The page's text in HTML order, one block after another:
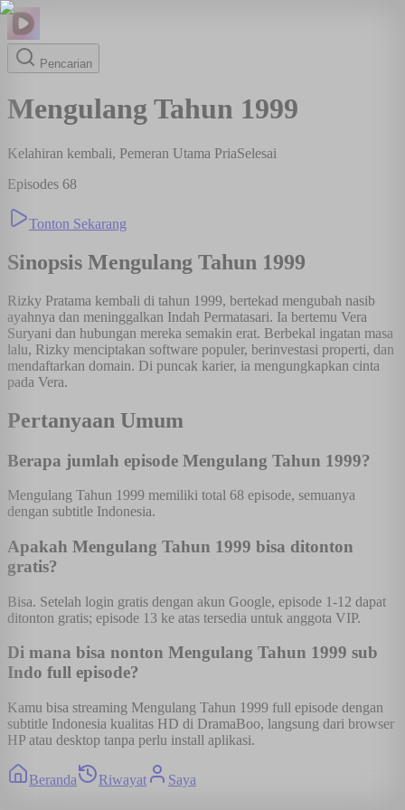
Pencarian
Mengulang Tahun 1999
Kelahiran kembali, Pemeran Utama PriaSelesai
Episodes 68
Tonton Sekarang
Sinopsis Mengulang Tahun 1999
Rizky Pratama kembali di tahun 1999, bertekad mengubah nasib
ayahnya dan meninggalkan Indah Permatasari. Ia bertemu Vera
Suryani dan hubungan mereka semakin erat. Berbekal ingatan masa
lalu, Rizky menciptakan software populer, berinvestasi properti, dan
mendaftarkan domain. Di puncak karier, ia mengungkapkan cinta
pada Vera.
Pertanyaan Umum
Berapa jumlah episode Mengulang Tahun 1999?
Mengulang Tahun 1999 memiliki total 68 episode, semuanya
dengan subtitle Indonesia.
Apakah Mengulang Tahun 1999 bisa ditonton
gratis?
Bisa. Setelah login gratis dengan akun Google, episode 1-12 dapat
ditonton gratis; episode 13 ke atas tersedia untuk anggota VIP.
Di mana bisa nonton Mengulang Tahun 1999 sub
Indo full episode?
Kamu bisa streaming Mengulang Tahun 1999 full episode dengan
subtitle Indonesia kualitas HD di DramaBoo, langsung dari browser
HP atau desktop tanpa perlu install aplikasi.
Beranda Riwayat Saya